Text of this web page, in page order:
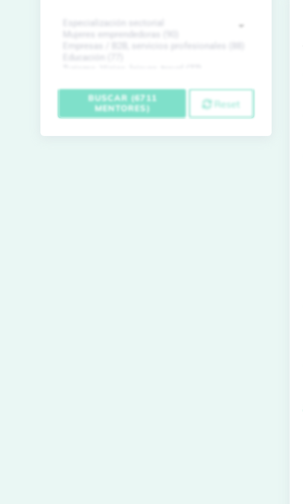
BUSCAR (6711
MENTORES)
Reset